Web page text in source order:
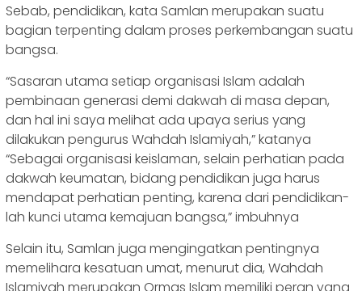
Sebab, pendidikan, kata Samlan merupakan suatu
bagian terpenting dalam proses perkembangan suatu
bangsa.
“Sasaran utama setiap organisasi Islam adalah
pembinaan generasi demi dakwah di masa depan,
dan hal ini saya melihat ada upaya serius yang
dilakukan pengurus Wahdah Islamiyah,” katanya
“Sebagai organisasi keislaman, selain perhatian pada
dakwah keumatan, bidang pendidikan juga harus
mendapat perhatian penting, karena dari pendidikan-
lah kunci utama kemajuan bangsa,” imbuhnya
Selain itu, Samlan juga mengingatkan pentingnya
memelihara kesatuan umat, menurut dia, Wahdah
Islamiyah merupakan Ormas Islam memiliki peran yang